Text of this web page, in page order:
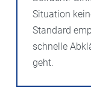
Situation
Standard
schnelle
geht.